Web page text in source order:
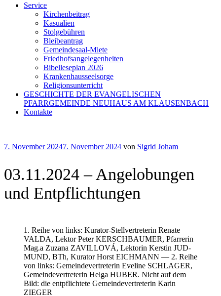
Service
Kirchenbeitrag
Kasualien
Stolgebühren
Bleibeantrag
Gemeindesaal-Miete
Friedhofsangelegenheiten
Bibelleseplan 2026
Krankenhausseelsorge
Religionsunterricht
GESCHICHTE DER EVANGELISCHEN
PFARRGEMEINDE NEUHAUS AM KLAUSENBACH
Kontakte
Veröffentlicht
7. November 20247. November 2024 von Sigrid Joham
03.11.2024 – Angelobungen
und Entpflichtungen
1. Reihe von links: Kurator-Stellvertreterin Renate
VALDA, Lektor Peter KERSCHBAUMER, Pfarrerin
Mag.a Zuzana ZAVILLOVÁ, Lektorin Kerstin JUD-
MUND, BTh, Kurator Horst EICHMANN — 2. Reihe
von links: Gemeindevertreterin Eveline SCHLAGER,
Gemeindevertreterin Helga HUBER. Nicht auf dem
Bild: die entpflichtete Gemeindevertreterin Karin
ZIEGER